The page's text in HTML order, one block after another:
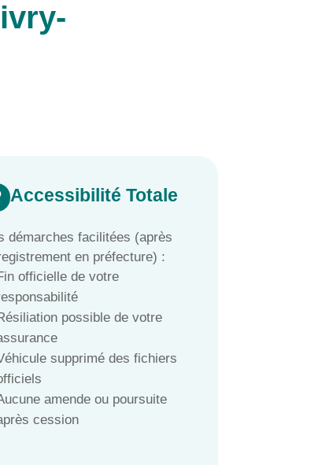
Accessibilité Totale
démarches facilitées (après
en préfecture) :
officielle de votre
possible de votre
supprimé des fichiers
amende ou poursuite
cession